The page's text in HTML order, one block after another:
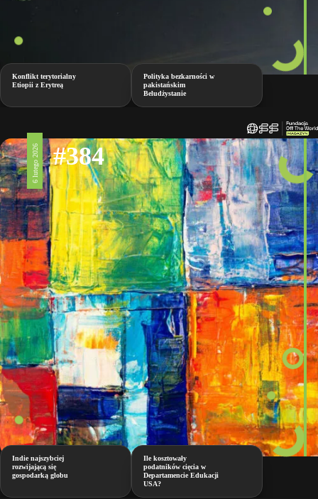
Konflikt terytorialny
Etiopii z Erytreą
Polityka bezkarności w
pakistańskim
Beludżystanie
6 lutego 2026 #384
Indie najszybciej
rozwijającą się
gospodarką globu
Ile kosztowały
podatników cięcia w
Departamencie Edukacji
USA?